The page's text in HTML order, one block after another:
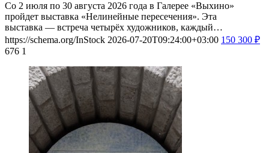
Со 2 июля по 30 августа 2026 года в Галерее «Выхино»
пройдет выставка «Нелинейные пересечения». Эта
выставка — встреча четырёх художников, каждый…
https://schema.org/InStock 2026-07-20T09:24:00+03:00 150 300 ₽
676 1